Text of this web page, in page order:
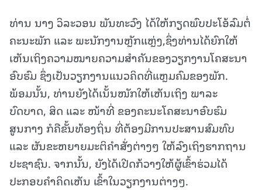
ທ່ານ ນາງ ວິລະວອນ ພັນທະວົງ ໄດ້ໃຫ້ກຽດພົບປະໂອ້ລົມຕໍ່
ຄະນະພັກ ແລະ ພະນັກງານຫຼັກແຫຼ່ງ,ຊຶ່ງທ່ານໄດ້ຍົກໃຫ້
ເຫັນເຖິງຄວາມໝາຍຄວາມສຳຄັນຂອງວຽກງານໂຄສະນາ
ອົບຮົມ ຊຶ່ງເປັນວຽກງານແນວຄິດທີ່ແຫຼມຄົມຂອງພັກ.
ພ້ອມນັ້ນ, ທ່ານຍັງໄດ້ເນັ້ນໜັກໃຫ້ເຫັນເຖິງ ພາລະ
ບົດບາດ, ສິດ ແລະ ໜ້າທີ່ ຂອງຄະນະໂຄສະນາອົບຮົມ
ສູນກາງ ກໍຄືຂັ້ນທ້ອງຖິ່ນ ທີ່ຕ້ອງມີການປະສານສົມທົບ
ແລະ ຜັນຂະຫຍາຍມະຕິຄຳສັ່ງຕ່າງໆ ໃຫ້ລົງເຖິງຮາກຖານ
ປະຊາຊົນ. ຈາກນັ້ນ, ຍັງໄດ້ເປີດກ້ວາງໃຫ້ຜູ້ເຂົ້າຮ່ວມໄດ້
ປະກອບຄຳຄິດເຫັນ ເຂົ້າໃນວຽກງານຕ່າງໆ.